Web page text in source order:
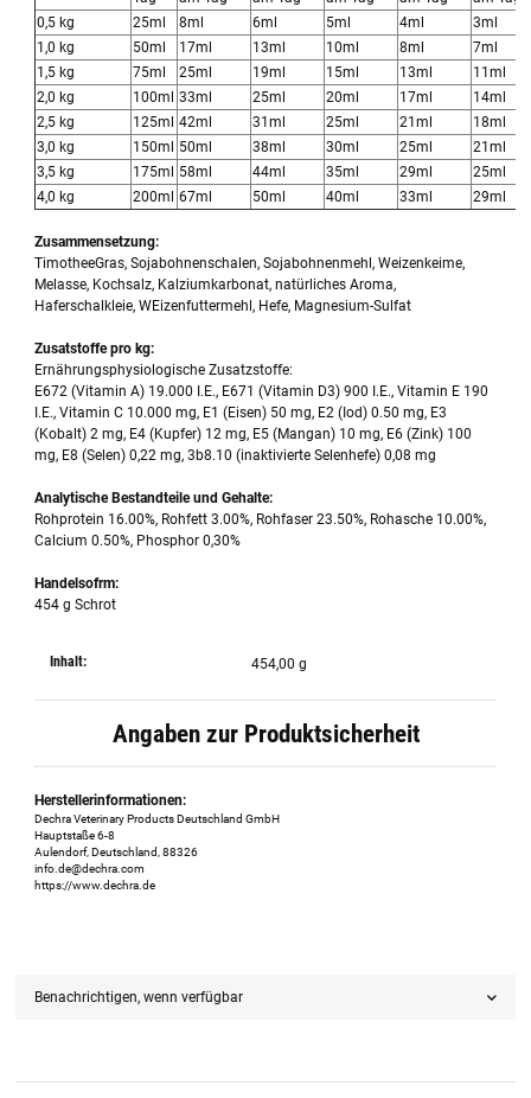
0,5 kg
25ml 8ml 6ml 5ml 4ml
3ml
1,0 kg
50ml 17ml 13ml 10ml 8ml
7ml
1,5 kg
75ml 25ml 19ml 15ml 13ml
11ml
2,0 kg
100ml 33ml 25ml 20ml 17ml
14ml
2,5 kg
125ml 42ml 31ml 25ml 21ml
18ml
3,0 kg
150ml 50ml 38ml 30ml 25ml
21ml
3,5 kg
175ml 58ml 44ml 35ml 29ml
25ml
4,0 kg
200ml 67ml 50ml 40ml 33ml 29ml
Zusammensetzung:
TimotheeGras, Sojabohnenschalen, Sojabohnenmehl, Weizenkeime,
Melasse, Kochsalz, Kalziumkarbonat, natürliches Aroma,
Haferschalkleie, WEizenfuttermehl, Hefe, Magnesium-Sulfat
Zusatstoffe pro kg:
Ernährungsphysiologische Zusatzstoffe:
E672 (Vitamin A) 19.000 I.E., E671 (Vitamin D3) 900 I.E., Vitamin E 190
I.E., Vitamin C 10.000 mg, E1 (Eisen) 50 mg, E2 (Iod) 0.50 mg, E3
(Kobalt) 2 mg, E4 (Kupfer) 12 mg, E5 (Mangan) 10 mg, E6 (Zink) 100
mg, E8 (Selen) 0,22 mg, 3b8.10 (inaktivierte Selenhefe) 0,08 mg
Analytische Bestandteile und Gehalte:
Rohprotein 16.00%, Rohfett 3.00%, Rohfaser 23.50%, Rohasche 10.00%,
Calcium 0.50%, Phosphor 0,30%
Handelsofrm:
454 g Schrot
Inhalt: 454,00 g
Angaben zur Produktsicherheit
Herstellerinformationen:
Dechra Veterinary Products Deutschland GmbH
Hauptstaße 6-8
Aulendorf, Deutschland, 88326
info.de@dechra.com
https://www.dechra.de
Benachrichtigen, wenn verfügbar